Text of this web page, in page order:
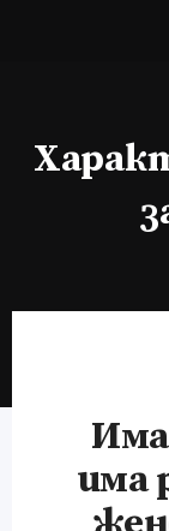
Има
има